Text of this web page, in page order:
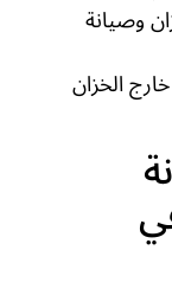
وصيانة
الخزان